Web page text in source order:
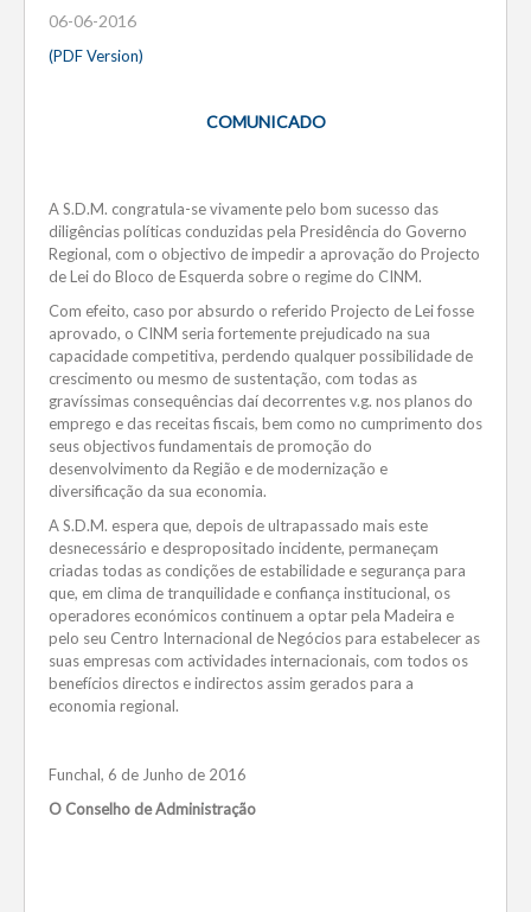
06-06-2016
(PDF Version)
COMUNICADO
A S.D.M. congratula-se vivamente pelo bom sucesso das
diligências políticas conduzidas pela Presidência do Governo
Regional, com o objectivo de impedir a aprovação do Projecto
de Lei do Bloco de Esquerda sobre o regime do CINM.
Com efeito, caso por absurdo o referido Projecto de Lei fosse
aprovado, o CINM seria fortemente prejudicado na sua
capacidade competitiva, perdendo qualquer possibilidade de
crescimento ou mesmo de sustentação, com todas as
gravíssimas consequências daí decorrentes v.g. nos planos do
emprego e das receitas fiscais, bem como no cumprimento dos
seus objectivos fundamentais de promoção do
desenvolvimento da Região e de modernização e
diversificação da sua economia.
A S.D.M. espera que, depois de ultrapassado mais este
desnecessário e despropositado incidente, permaneçam
criadas todas as condições de estabilidade e segurança para
que, em clima de tranquilidade e confiança institucional, os
operadores económicos continuem a optar pela Madeira e
pelo seu Centro Internacional de Negócios para estabelecer as
suas empresas com actividades internacionais, com todos os
benefícios directos e indirectos assim gerados para a
economia regional.
Funchal, 6 de Junho de 2016
O Conselho de Administração